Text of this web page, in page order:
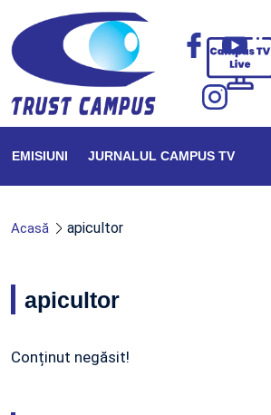
EMISIUNI JURNALUL CAMPUS TV
Acasă apicultor
apicultor
Conținut negăsit!